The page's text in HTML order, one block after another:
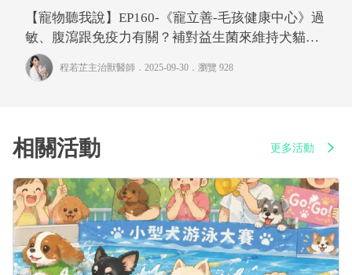
【寵物聽我說】EP160-《寵立善-毛孩健康中心》過
敏、腹瀉跟免疫力有關？補對益生菌來維持犬貓的
免疫力｜專業獸醫—程若芷
程若芷主治獸醫師 ．2025-09-30． 瀏覽 928
相關活動 更多活動